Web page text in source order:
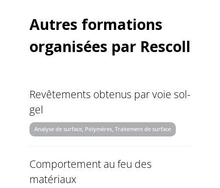
Autres formations
organisées par Rescoll
Revêtements obtenus par voie sol-
gel
Analyse de surface, Polymères, Traitement de surface
Comportement au feu des
matériaux